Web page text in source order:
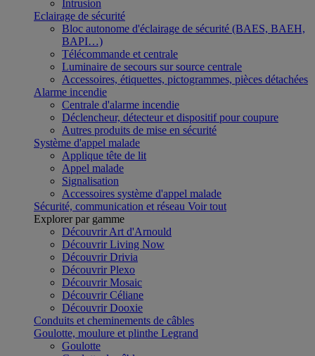
Intrusion
Eclairage de sécurité
Bloc autonome d'éclairage de sécurité (BAES, BAEH,
BAPI…)
Télécommande et centrale
Luminaire de secours sur source centrale
Accessoires, étiquettes, pictogrammes, pièces détachées
Alarme incendie
Centrale d'alarme incendie
Déclencheur, détecteur et dispositif pour coupure
Autres produits de mise en sécurité
Système d'appel malade
Applique tête de lit
Appel malade
Signalisation
Accessoires système d'appel malade
Sécurité, communication et réseau Voir tout
Explorer par gamme
Découvrir Art d'Arnould
Découvrir Living Now
Découvrir Drivia
Découvrir Plexo
Découvrir Mosaic
Découvrir Céliane
Découvrir Dooxie
Conduits et cheminements de câbles
Goulotte, moulure et plinthe Legrand
Goulotte